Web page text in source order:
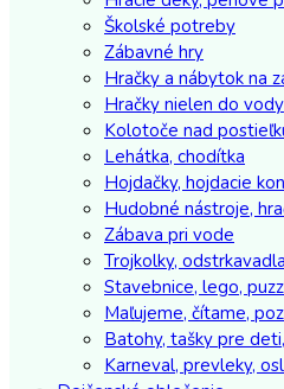
Školské potreby
Zábavné hry
Hračky a nábytok na
Hračky nielen do vody
Kolotoče nad
Lehátka, chodítka
Hojdačky, hojdacie
Hudobné nástroje,
Zábava pri vode
Trojkolky,
Stavebnice, lego,
Maľujeme, čítame,
Batohy, tašky pre
Karneval, prevleky,